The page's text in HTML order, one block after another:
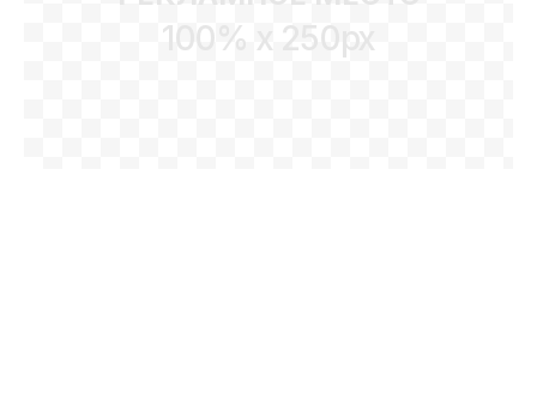
100% x 250px